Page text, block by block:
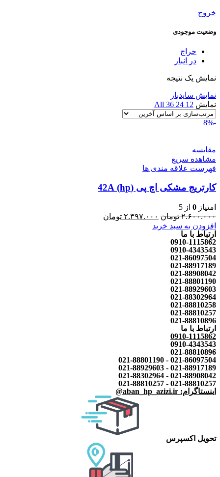
خروج
وضعیت موجودی
حراج
در انبار
نمایش یک نتیجه
نمایش سایدبار
نمایش 12
24
36
All
-8%
مقایسه
مشاهده سریع
فهرست علاقه مندی ها
کارتریج مشکی اچ پی (hp) 42A
امتیاز 0 از 5
۲.۶۰۰.۰۰۰ تومان ۲.۳۹۷.۰۰۰ تومان
افزودن به سبد خرید
ارتباط با ما
0910-1115862
0910-4343543
021-86097504
021-88917189
021-88908042
021-88801190
021-88929603
021-88302964
021-88810258
021-88810257
021-88810896
ارتباط با ما
0910-1115862
0910-4343543
021-88810896
021-86097504 - 021-88801190
021-88917189 - 021-88929603
021-88908042 - 021-88302964
021-88810257 - 021-88810257
اینستاگرام: aban_hp_azizi.ir@
تحویل اکسپرس